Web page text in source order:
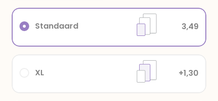
XL +1,30
Standaard 3,49